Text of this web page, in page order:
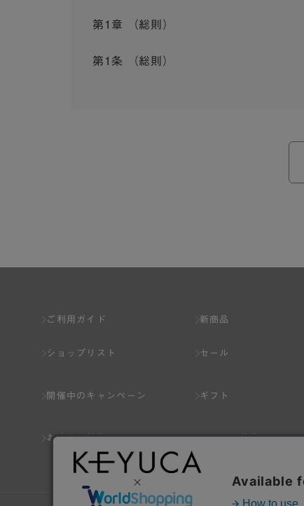
第1章 （総則）
第1条 （総則）
ら個別規定はその名称のいかんに関わらず、
本規約の定めが前項の個別規定の定めと矛盾
2.会員登録は、一人につき１アカウントのみ
3.前項の定めの他、弊社は、会員登録した方
り消すことがあります。
（1） 本規約違反により、会員登録の抹消等の
（2） 会員登録の申請に虚偽の事項が含まれてい
ご利用ガイド
ショップリスト
開催中のキャンペーン
おすすめ特集
新商品
セール
ギフト
スタッフ募集